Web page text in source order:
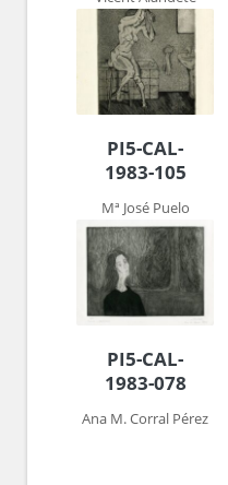
PI5-CAL-
1983-105
Mª José Puelo
PI5-CAL-
1983-078
Ana M. Corral Pérez